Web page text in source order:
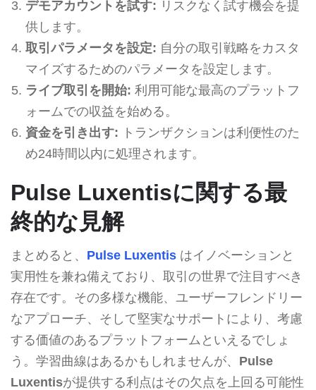
デモアカウントを試す: リスクなく試す機会を提
供します。
取引パラメータを設定: 自分の取引戦略をカスタ
マイズするためのパラメータを設定します。
ライブ取引を開始: 利用可能な最高のプラットフ
ォームでの収益を始める。
資金を引き出す: トランザクションは利便性のた
め24時間以内に処理されます。
Pulse Luxentisに関する最
終的な見解
まとめると、 Pulse Luxentis はイノベーションと
実用性を兼ね備えており、取引の世界で注目すべき
存在です。その多様な機能、ユーザーフレンドリー
なアプローチ、そして堅実なサポートにより、考慮
する価値のあるプラットフォームといえるでしょ
う。学習曲線はあるかもしれませんが、 Pulse
Luxentisが提供する利点はその欠点を上回る可能性